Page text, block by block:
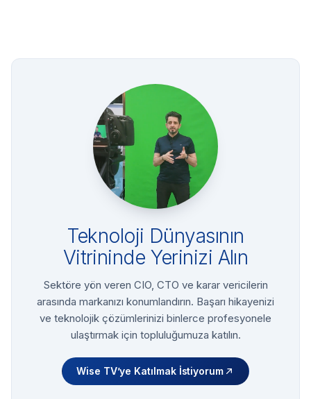
Teknoloji Dünyasının
Vitrininde Yerinizi Alın
Sektöre yön veren CIO, CTO ve karar vericilerin
arasında markanızı konumlandırın. Başarı hikayenizi
ve teknolojik çözümlerinizi binlerce profesyonele
ulaştırmak için topluluğumuza katılın.
Wise TV’ye Katılmak İstiyorum